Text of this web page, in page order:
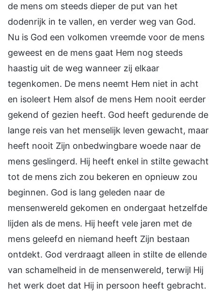
de mens om steeds dieper de put van het
dodenrijk in te vallen, en verder weg van God.
Nu is God een volkomen vreemde voor de mens
geweest en de mens gaat Hem nog steeds
haastig uit de weg wanneer zij elkaar
tegenkomen. De mens neemt Hem niet in acht
en isoleert Hem alsof de mens Hem nooit eerder
gekend of gezien heeft. God heeft gedurende de
lange reis van het menselijk leven gewacht, maar
heeft nooit Zijn onbedwingbare woede naar de
mens geslingerd. Hij heeft enkel in stilte gewacht
tot de mens zich zou bekeren en opnieuw zou
beginnen. God is lang geleden naar de
mensenwereld gekomen en ondergaat hetzelfde
lijden als de mens. Hij heeft vele jaren met de
mens geleefd en niemand heeft Zijn bestaan
ontdekt. God verdraagt alleen in stilte de ellende
van schamelheid in de mensenwereld, terwijl Hij
het werk doet dat Hij in persoon heeft gebracht.